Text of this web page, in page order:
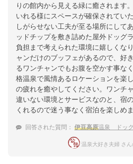
りの館内から見える緑に癒されます
いれる様にスペースが確保されてい
しがらせない工夫が至る場所にして
ッドチップを敷き詰めた屋外ドッグ
負担まで考えられた環境に嬉しくな
ャンだけのブッフェがあるので、好
るワンチャンでもお腹を空かす事な
格温泉で風情あるロケーションを楽
の疲れを癒やしてください。ワンチ
違いない環境とサービスなのと、宿
くれるので迷う事なく宿泊を楽しめま
回答された質問： 伊豆高原温泉 ドッグランがあっ
温泉大好き夫婦 さん